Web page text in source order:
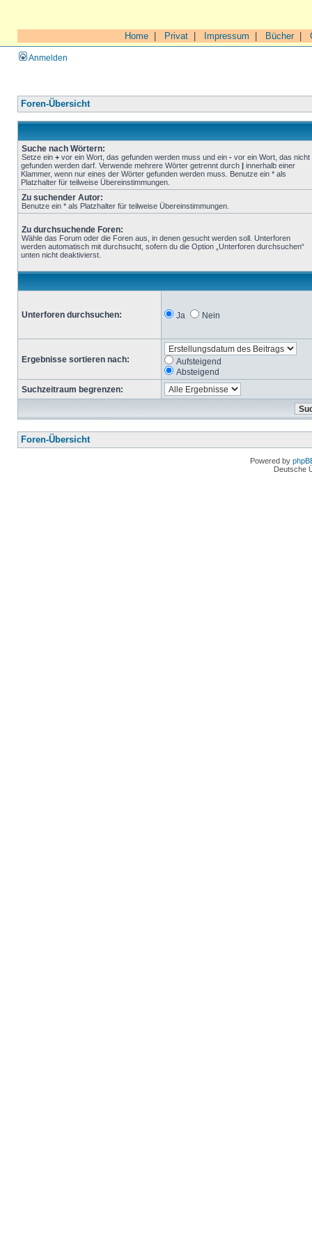
Home Privat Impressum Bücher|
Anmelden
Foren-Übersicht
Suche nach Wörtern:
Setze ein + vor ein Wort, das gefunden werden muss und ein - vor ein Wort, das nicht
gefunden werden darf. Verwende mehrere Wörter getrennt durch | innerhalb einer
Klammer, wenn nur eines der Wörter gefunden werden muss. Benutze ein * als
Platzhalter für teilweise Übereinstimmungen.
Zu suchender Autor:
Benutze ein * als Platzhalter für teilweise Übereinstimmungen.
Zu durchsuchende Foren:
Wähle das Forum oder die Foren aus, in denen gesucht werden soll. Unterforen
werden automatisch mit durchsucht, sofern du die Option „Unterforen durchsuchen“
unten nicht deaktivierst.
Unterforen durchsuchen: Ja Nein
Ergebnisse sortieren nach:
Aufsteigend
Absteigend
Suchzeitraum begrenzen:
Foren-Übersicht
Powered by
Deutsche